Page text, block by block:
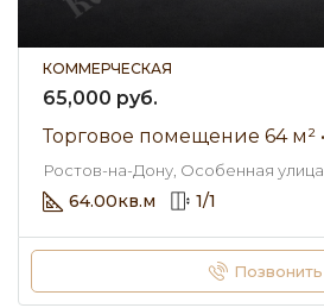
КОММЕРЧЕСКАЯ
65,000 руб.
Ростов-на-Дону, Особенная улица
64.00кв.м 1/1
Позвонить